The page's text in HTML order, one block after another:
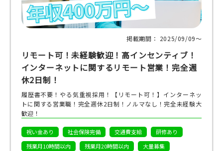
掲載期間： 2025/09/09〜
リモート可！未経験歓迎！高インセンティブ！
インターネットに関するリモート営業！完全週
休2日制！
履歴書不要！やる気重視採用！【リモート可！】インターネッ
トに関する営業職！完全週休2日制！ノルマなし！完全未経験大
歓迎！
祝い金あり 社会保険完備 交通費支給
研修あり
残業月10時間以内
残業月20時間以内
大量募集